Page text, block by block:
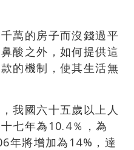
萬的房子而沒錢過平
酸之外，如何提供這
的機制，使其生活無
我國六十五歲以上人
七年為10.4％，為
年將增加為14%，達